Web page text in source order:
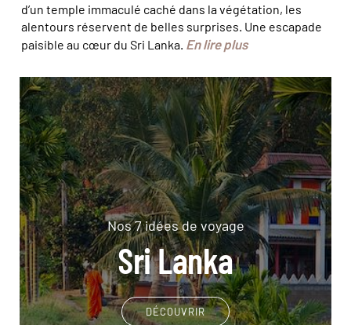
d’un temple immaculé caché dans la végétation, les
alentours réservent de belles surprises. Une escapade
paisible au cœur du Sri Lanka. En lire plus
Nos 7 idées de voyage
Sri Lanka
DÉCOUVRIR